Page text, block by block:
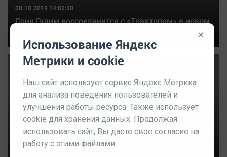
08.10.2019 14:03:38
Соня Гудим воссоединится с «Трактором» в новом
07.10.2019 21:25:30
×
Использование Яндекс
Метрики и cookie
Наш сайт использует сервис Яндекс Метрика
для анализа поведения пользователей и
улучшения работы ресурса. Также использует
cookie для хранения данных. Продолжая
использовать сайт, Вы даете свое согласие на
работу с этими файлами.